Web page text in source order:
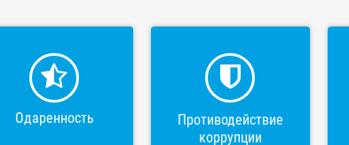
Одаренность
Противодействие
коррупции